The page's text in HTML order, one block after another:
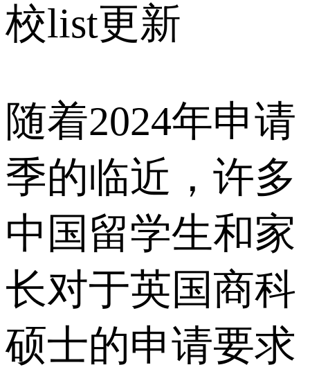
校list更新
随着2024年申请
季的临近，许多
中国留学生和家
长对于英国商科
硕士的申请要求